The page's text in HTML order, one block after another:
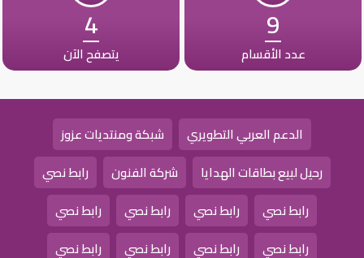
9
عدد الأقسام
4
يتصفح الآن
الدعم العربي التطويري
شبكة ومنتديات عزوز
رحيل لبيع بطاقات الهدايا
شركة الفنون
رابط نصي
رابط نصي
رابط نصي رابط نصي
رابط نصي
رابط نصي
رابط نصي رابط نصي رابط نصي